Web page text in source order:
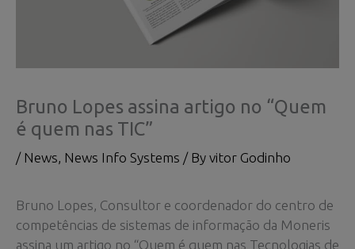
Bruno Lopes assina artigo no “Quem
é quem nas TIC”
/ News, News Info Systems / By vitor Godinho
Bruno Lopes, Consultor e coordenador do centro de
competências de sistemas de informação da Moneris
assina um artigo no “Quem é quem nas Tecnologias de